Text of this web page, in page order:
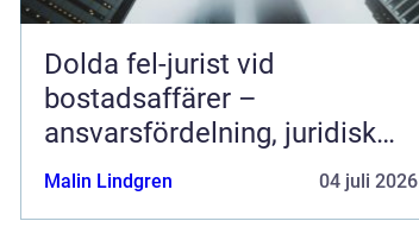
Dolda fel-jurist vid
bostadsaffärer –
ansvarsfördelning, juridisk
prövning och hantering av
fastighetstvister
Malin Lindgren 04 juli 2026